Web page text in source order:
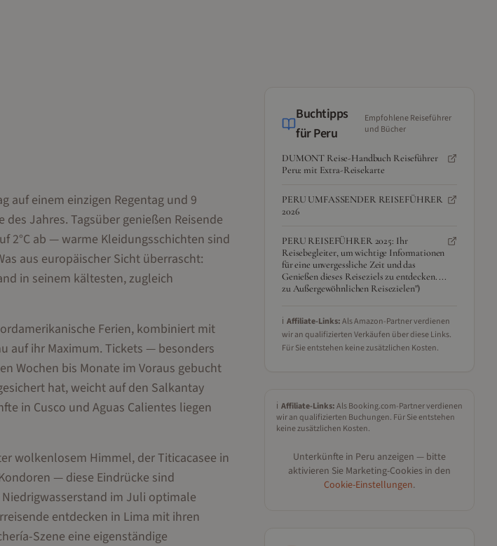
auf einem einzigen Regentag und 9
Jahres. Tagsüber genießen Reisende
2°C ab — warme Kleidungsschichten sind
aus europäischer Sicht überrascht:
in seinem kältesten, zugleich
Ferien, kombiniert mit
auf ihr Maximum. Tickets — besonders
Wochen bis Monate im Voraus gebucht
hat, weicht auf den Salkantay
in Cusco und Aguas Calientes liegen
wolkenlosem Himmel, der Titicacasee in
— diese Eindrücke sind
im Juli optimale
entdecken in Lima mit ihren
Szene eine eigenständige
Buchtipps
fürPeru
Empfohlene Reiseführer
und Bücher
DUMONT Reise-Handbuch Reiseführer
Peru: mit Extra-Reisekarte
PERU UMFASSENDER REISEFÜHRER
2026
PERU REISEFÜHRER 2025: Ihr
Reisebegleiter, um wichtige Informationen
für eine unvergessliche Zeit und das
Genießen dieses Reiseziels zu entdecken. ...
zu Außergewöhnlichen Reisezielen")
ℹ️ Affiliate-Links:Als Amazon-Partner verdienen
wir an qualifizierten Verkäufen über diese Links.
Für Sie entstehen keine zusätzlichen Kosten.
ℹ️ Affiliate-Links:Als Booking.com-Partner verdienen
wir an qualifizierten Buchungen. Für Sie entstehen
keine zusätzlichen Kosten.
Unterkünfte in Peru anzeigen — bitte
aktivieren Sie Marketing-Cookies in den
Cookie-Einstellungen.